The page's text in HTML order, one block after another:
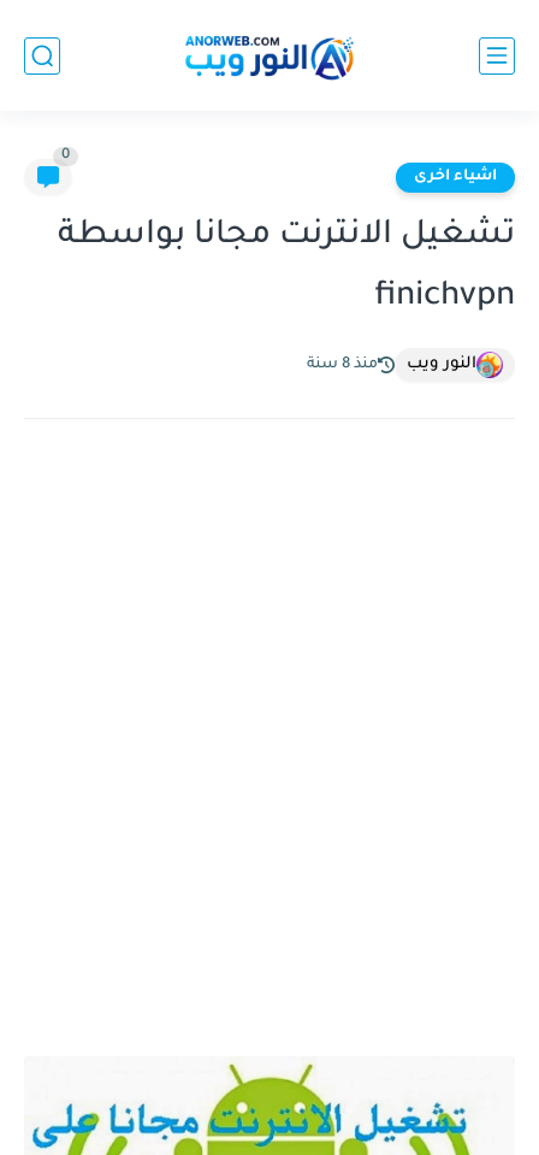
اشياء اخرى
0
تشغيل الانترنت مجانا بواسطة
finichvpn
النور ويب منذ 8 سنة